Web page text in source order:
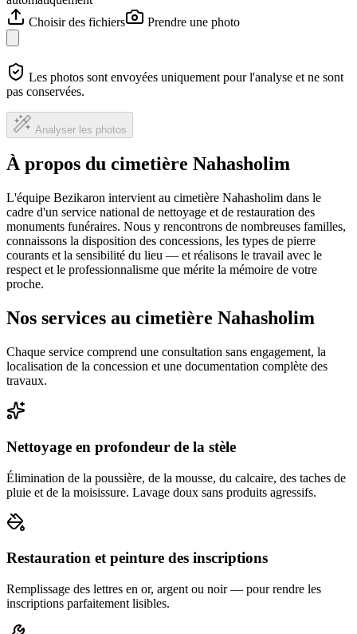
Choisir des fichiers
Prendre une photo
Les photos sont envoyées uniquement pour l'analyse et ne sont
pas conservées.
Analyser les photos
À propos du cimetière Nahasholim
L'équipe Bezikaron intervient au cimetière Nahasholim dans le
cadre d'un service national de nettoyage et de restauration des
monuments funéraires. Nous y rencontrons de nombreuses familles,
connaissons la disposition des concessions, les types de pierre
courants et la sensibilité du lieu — et réalisons le travail avec le
respect et le professionnalisme que mérite la mémoire de votre
proche.
Nos services au cimetière Nahasholim
Chaque service comprend une consultation sans engagement, la
localisation de la concession et une documentation complète des
travaux.
Nettoyage en profondeur de la stèle
Élimination de la poussière, de la mousse, du calcaire, des taches de
pluie et de la moisissure. Lavage doux sans produits agressifs.
Restauration et peinture des inscriptions
Remplissage des lettres en or, argent ou noir — pour rendre les
inscriptions parfaitement lisibles.